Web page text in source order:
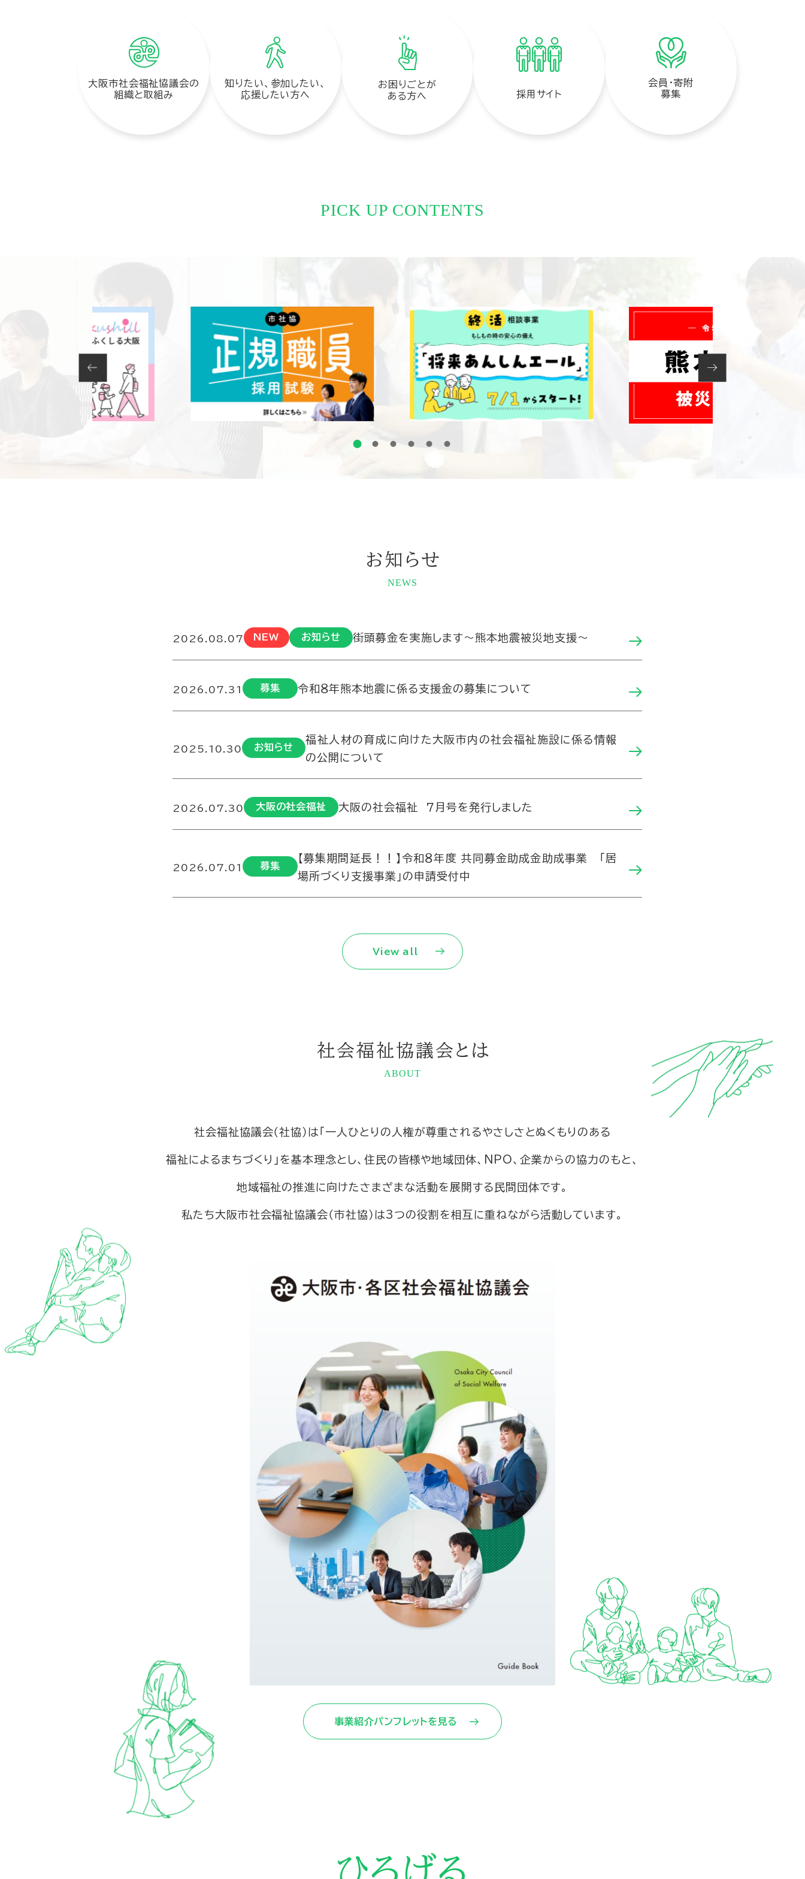
大阪市社会福祉協議会の
組織と取組み
知りたい、参加したい、
応援したい方へ
お困りごとが
ある方へ
採用サイト
会員・寄附
募集
PICK UP CONTENTS
お知らせ
NEWS
2026.08.07 NEW お知らせ 街頭募金を実施します～熊本地震被災地支援～
2026.07.31 募集 令和８年熊本地震に係る支援金の募集について
2025.10.30 お知らせ
福祉人材の育成に向けた大阪市内の社会福祉施設に係る情報
の公開について
2026.07.30 大阪の社会福祉 大阪の社会福祉 ７月号を発行しました
2026.07.01 募集
【募集期間延長！！】令和８年度 共同募金助成金助成事業 「居
場所づくり支援事業」の申請受付中
View all
社会福祉協議会とは
ABOUT
社会福祉協議会（社協）は「一人ひとりの人権が尊重されるやさしさとぬくもりのある
福祉によるまちづくり」を基本理念とし、住民の皆様や地域団体、NPO、企業からの協力のもと、
地域福祉の推進に向けたさまざまな活動を展開する民間団体です。
私たち大阪市社会福祉協議会（市社協）は3つの役割を相互に重ねながら活動しています。
事業紹介パンフレットを見る
ひろげる